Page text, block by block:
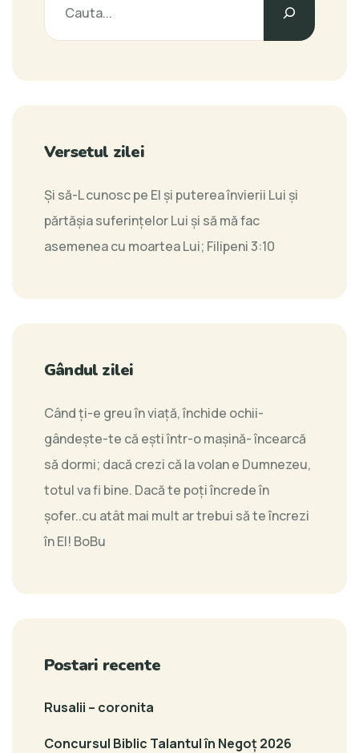
Versetul zilei
Şi să-L cunosc pe El şi puterea învierii Lui şi
părtăşia suferinţelor Lui şi să mă fac
asemenea cu moartea Lui; Filipeni 3:10
Gândul zilei
Când ţi-e greu în viaţă, închide ochii-
gândeşte-te că eşti într-o maşină- încearcă
să dormi; dacă crezi că la volan e Dumnezeu,
totul va fi bine. Dacă te poţi încrede în
şofer..cu atât mai mult ar trebui să te încrezi
în El! BoBu
Postari recente
Rusalii – coronita
Concursul Biblic Talantul în Negoț 2026